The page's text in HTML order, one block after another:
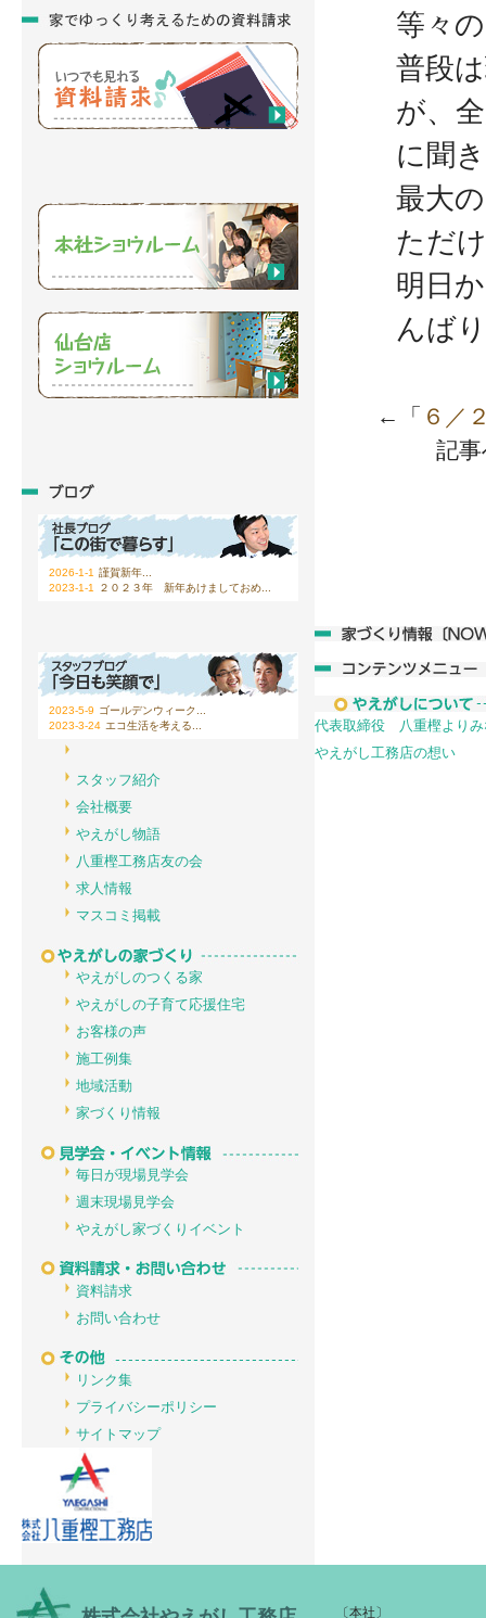
等々
普段
が、
に聞
最大
ただ
明日
んば
←「 ６／
記
2026-1-1 謹賀新年...
2023-1-1
２０２３年 新年あけましておめ...
2023-5-9 ゴールデンウィーク...
2023-3-24 エコ生活を考える...
代表取締役 八重樫よりみ
やえがし工務店の想い
スタッフ紹介
会社概要
やえがし物語
八重樫工務店友の会
求人情報
マスコミ掲載
やえがしのつくる家
やえがしの子育て応援住宅
お客様の声
施工例集
地域活動
家づくり情報
毎日が現場見学会
週末現場見学会
やえがし家づくりイベント
資料請求
お問い合わせ
リンク集
プライバシーポリシー
サイトマップ
〔本社〕